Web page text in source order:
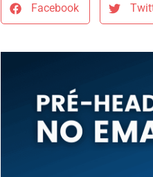
Facebook